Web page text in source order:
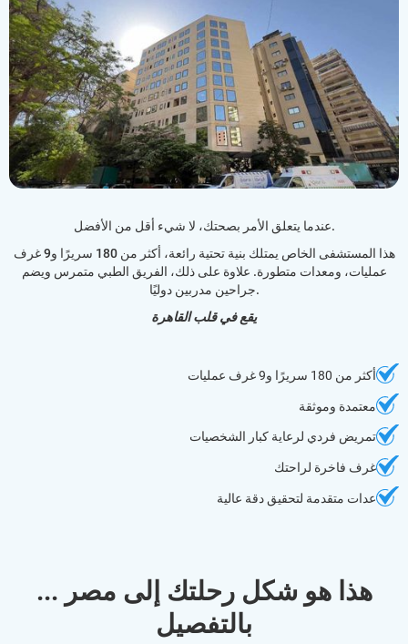
عندما يتعلق الأمر بصحتك، لا شيء أقل من الأفضل.
هذا المستشفى الخاص يمتلك بنية تحتية رائعة، أكثر من 180 سريرًا و9 غرف
عمليات، ومعدات متطورة. علاوة على ذلك، الفريق الطبي متمرس ويضم
جراحين مدربين دوليًا.
يقع في قلب القاهرة
أكثر من 180 سريرًا و9 غرف عمليات
معتمدة وموثقة
تمريض فردي لرعاية كبار الشخصيات
غرف فاخرة لراحتك
عدات متقدمة لتحقيق دقة عالية
... هذا هو شكل رحلتك إلى مصر
بالتفصيل